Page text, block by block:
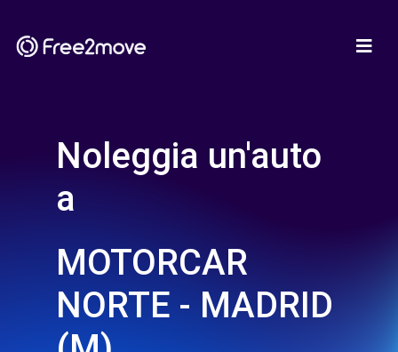
Noleggia un'auto
a
MOTORCAR
NORTE - MADRID